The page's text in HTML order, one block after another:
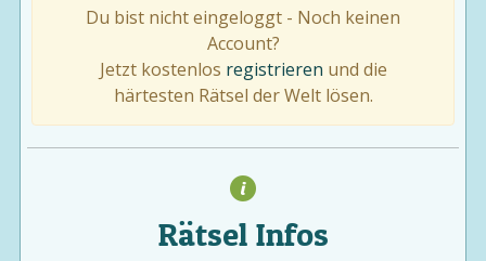
Du bist nicht eingeloggt - Noch keinen
Account?
Jetzt kostenlos registrieren und die
härtesten Rätsel der Welt lösen.
Rätsel Infos